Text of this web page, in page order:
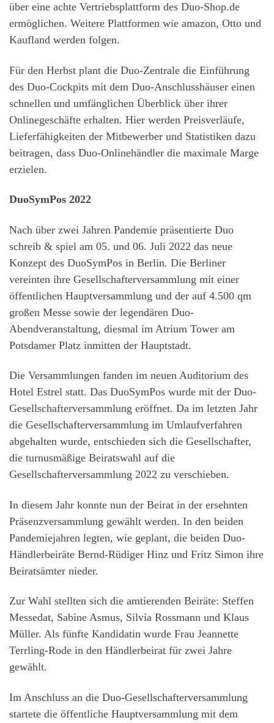
über eine achte Vertriebsplattform des Duo-Shop.de
ermöglichen. Weitere Plattformen wie amazon, Otto und
Kaufland werden folgen.
Für den Herbst plant die Duo-Zentrale die Einführung
des Duo-Cockpits mit dem Duo-Anschlusshäuser einen
schnellen und umfänglichen Überblick über ihrer
Onlinegeschäfte erhalten. Hier werden Preisverläufe,
Lieferfähigkeiten der Mitbewerber und Statistiken dazu
beitragen, dass Duo-Onlinehändler die maximale Marge
erzielen.
DuoSymPos 2022
Nach über zwei Jahren Pandemie präsentierte Duo
schreib & spiel am 05. und 06. Juli 2022 das neue
Konzept des DuoSymPos in Berlin. Die Berliner
vereinten ihre Gesellschafterversammlung mit einer
öffentlichen Hauptversammlung und der auf 4.500 qm
großen Messe sowie der legendären Duo-
Abendveranstaltung, diesmal im Atrium Tower am
Potsdamer Platz inmitten der Hauptstadt.
Die Versammlungen fanden im neuen Auditorium des
Hotel Estrel statt. Das DuoSymPos wurde mit der Duo-
Gesellschafterversammlung eröffnet. Da im letzten Jahr
die Gesellschafterversammlung im Umlaufverfahren
abgehalten wurde, entschieden sich die Gesellschafter,
die turnusmäßige Beiratswahl auf die
Gesellschafterversammlung 2022 zu verschieben.
In diesem Jahr konnte nun der Beirat in der ersehnten
Präsenzversammlung gewählt werden. In den beiden
Pandemiejahren legten, wie geplant, die beiden Duo-
Händlerbeiräte Bernd-Rüdiger Hinz und Fritz Simon ihre
Beiratsämter nieder.
Zur Wahl stellten sich die amtierenden Beiräte: Steffen
Messedat, Sabine Asmus, Silvia Rossmann und Klaus
Müller. Als fünfte Kandidatin wurde Frau Jeannette
Terrling-Rode in den Händlerbeirat für zwei Jahre
gewählt.
Im Anschluss an die Duo-Gesellschafterversammlung
startete die öffentliche Hauptversammlung mit dem